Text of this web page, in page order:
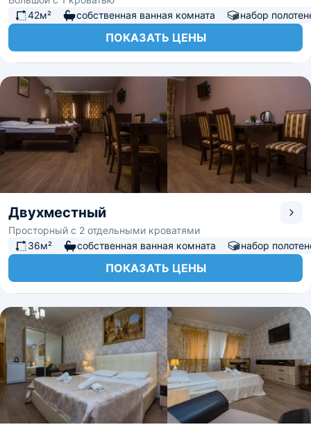
42м²
собственная ванная комната набор
ПОКАЗАТЬ ЦЕНЫ
Двухместный
Просторный с 2 отдельными кроватями
36м²
собственная ванная комната набор
ПОКАЗАТЬ ЦЕНЫ